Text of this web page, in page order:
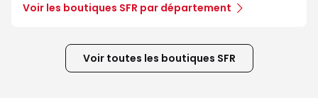
Voir les boutiques SFR par département
Voir toutes les boutiques SFR